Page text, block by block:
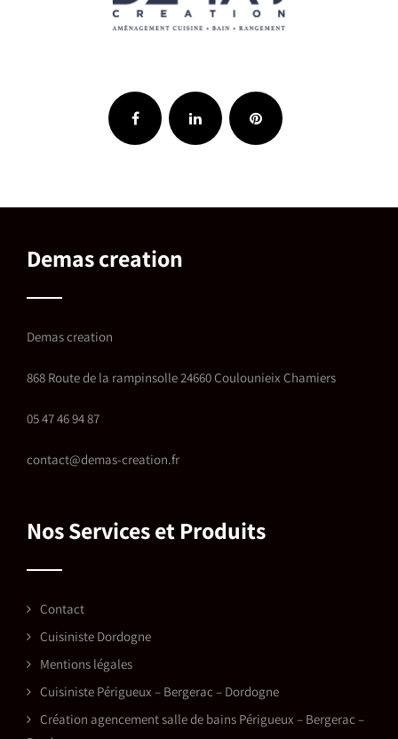
Demas creation
Demas creation
868 Route de la rampinsolle 24660 Coulounieix Chamiers
05 47 46 94 87
contact@demas-creation.fr
Nos Services et Produits
Contact
Cuisiniste Dordogne
Mentions légales
Cuisiniste Périgueux – Bergerac – Dordogne
Création agencement salle de bains Périgueux – Bergerac –